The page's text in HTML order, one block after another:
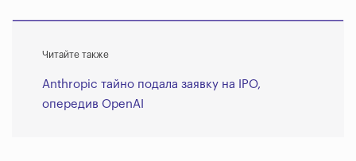
Читайте также
Anthropic тайно подала заявку на IPO,
опередив OpenAI